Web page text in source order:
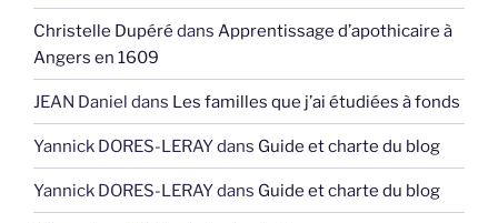
Christelle Dupéré dans Apprentissage d’apothicaire à
Angers en 1609
JEAN Daniel dans Les familles que j’ai étudiées à fonds
Yannick DORES-LERAYdans Guide et charte du blog
Yannick DORES-LERAYdans Guide et charte du blog